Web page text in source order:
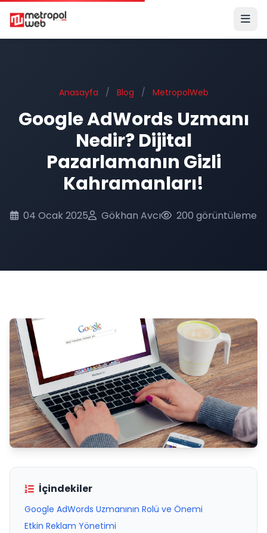
Ana içeriğe geç
Anasayfa / Blog / MetropolWeb
Google AdWords Uzmanı
Nedir? Dijital
Pazarlamanın Gizli
Kahramanları!
04 Ocak 2025 Gökhan Avcı 200 görüntüleme
İçindekiler
Google AdWords Uzmanının Rolü ve Önemi
Etkin Reklam Yönetimi